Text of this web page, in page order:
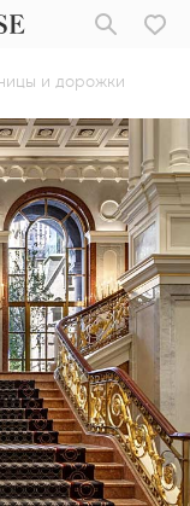
и дорожки